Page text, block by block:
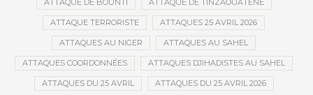
ATTAQUE DE BOUNTI ATTAQUE DE TINZAOUATÈNE
ATTAQUE TERRORISTE ATTAQUES 25 AVRIL 2026
ATTAQUES AU NIGER ATTAQUES AU SAHEL
ATTAQUES COORDONNÉES ATTAQUES DJIHADISTES AU SAHEL
ATTAQUES DU 25 AVRIL ATTAQUES DU 25 AVRIL 2026